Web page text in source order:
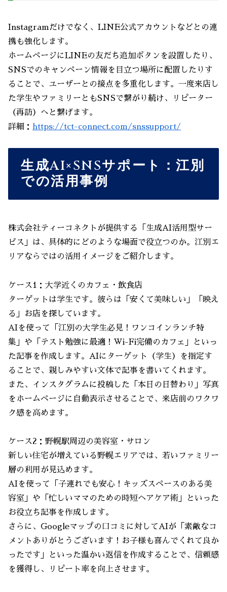
Instagramだけでなく、LINE公式アカウントなどとの連
携も強化します。
ホームページにLINEの友だち追加ボタンを設置したり、
SNSでのキャンペーン情報を目立つ場所に配置したりす
ることで、ユーザーとの接点を多重化します。一度来店し
た学生やファミリーともSNSで繋がり続け、リピーター
（再訪）へと繋げます。
詳細： https://tct-connect.com/snssupport/
生成AI×SNSサポート：江別
での活用事例
株式会社ティーコネクトが提供する「生成AI活用型サー
ビス」は、具体的にどのような場面で役立つのか。江別エ
リアならではの活用イメージをご紹介します。
ケース1：大学近くのカフェ・飲食店
ターゲットは学生です。彼らは「安くて美味しい」「映え
る」お店を探しています。
AIを使って「江別の大学生必見！ワンコインランチ特
集」や「テスト勉強に最適！Wi-Fi完備のカフェ」といっ
た記事を作成します。AIにターゲット（学生）を指定す
ることで、親しみやすい文体で記事を書いてくれます。
また、インスタグラムに投稿した「本日の日替わり」写真
をホームページに自動表示させることで、来店前のワクワ
ク感を高めます。
ケース2：野幌駅周辺の美容室・サロン
新しい住宅が増えている野幌エリアでは、若いファミリー
層の利用が見込めます。
AIを使って「子連れでも安心！キッズスペースのある美
容室」や「忙しいママのための時短ヘアケア術」といった
お役立ち記事を作成します。
さらに、Googleマップの口コミに対してAIが「素敵なコ
メントありがとうございます！お子様も喜んでくれて良か
ったです」といった温かい返信を作成することで、信頼感
を獲得し、リピート率を向上させます。